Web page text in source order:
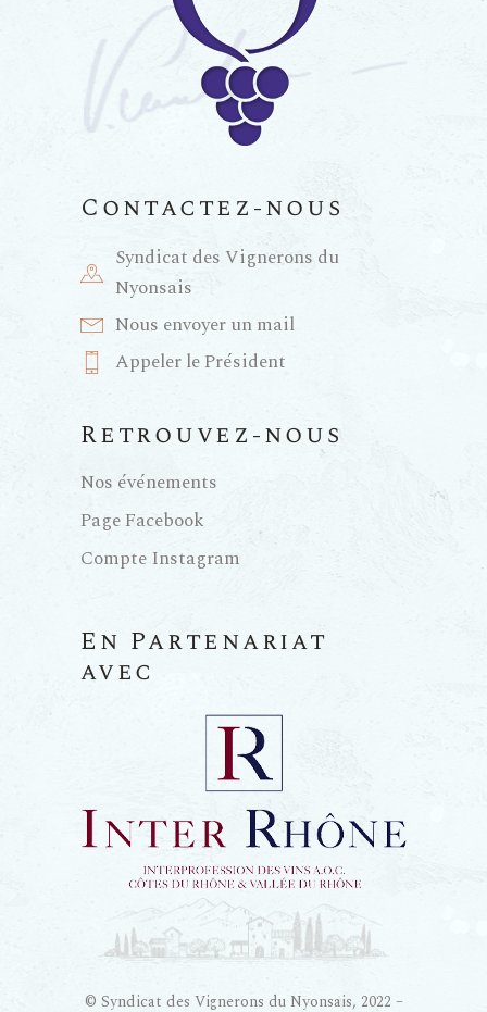
Contactez-nous
Syndicat des Vignerons du
Nyonsais
Nous envoyer un mail
Appeler le Président
Retrouvez-nous
Nos événements
Page Facebook
Compte Instagram
En Partenariat
avec
© Syndicat des Vignerons du Nyonsais, 2022 –